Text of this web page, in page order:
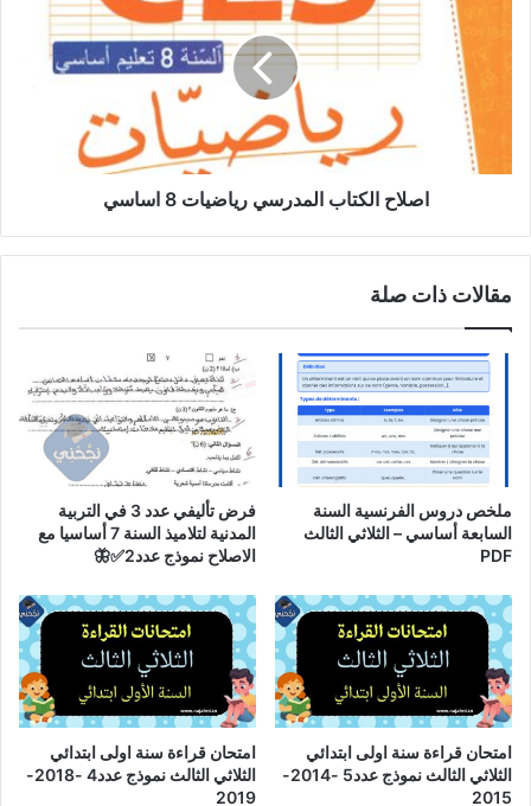
المدرسي
رياضيات
اساسي
اصلاح الكتاب المدرسي رياضيات 8 اساسي
مقالات ذات صلة
ملخص دروس الفرنسية السنة
السابعة أساسي – الثلاثي الثالث
PDF
فرض تأليفي عدد 3 في التربية
المدنية لتلاميذ السنة 7 أساسيا مع
الاصلاح نموذج عدد2✅🦋
امتحان قراءة سنة اولى ابتدائي
الثلاثي الثالث نموذج عدد5 -2014-
2015
امتحان قراءة سنة اولى ابتدائي
الثلاثي الثالث نموذج عدد4 -2018-
2019